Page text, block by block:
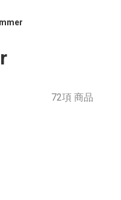
72項 商品